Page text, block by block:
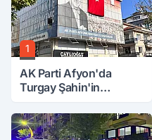
1
AK Parti Afyon'da
Turgay Şahin'in